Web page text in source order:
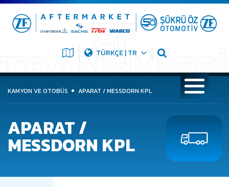
TÜRKÇE | TR
KAMYON VE OTOBÜS APARAT / MESSDORN KPL
APARAT /
MESSDORN KPL